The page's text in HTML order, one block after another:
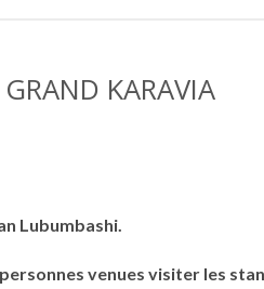
KARAVIA
Lubumbashi.
venues visiter les